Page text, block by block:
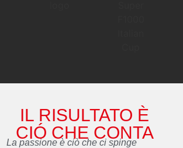
IL RISULTATO È
CIÓ CHE CONTA
La passione è ciò che ci spinge